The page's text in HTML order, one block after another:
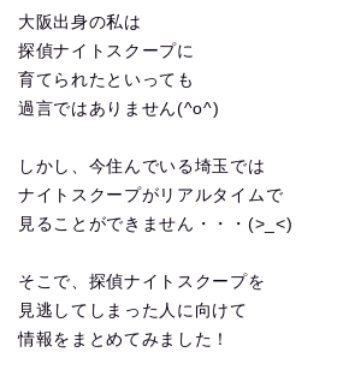
大阪出身の私は
探偵ナイトスクープに
育てられたといっても
過言ではありません(^o^)
しかし、今住んでいる埼玉では
ナイトスクープがリアルタイムで
見ることができません・・・(>_<)
そこで、探偵ナイトスクープを
見逃してしまった人に向けて
情報をまとめてみました！